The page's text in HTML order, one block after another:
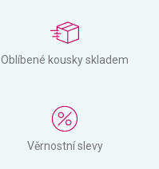
Oblíbené kousky skladem
Věrnostní slevy